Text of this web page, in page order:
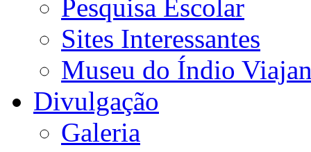
Pesquisa Escolar
Sites Interessantes
Museu do Índio
Divulgação
Galeria